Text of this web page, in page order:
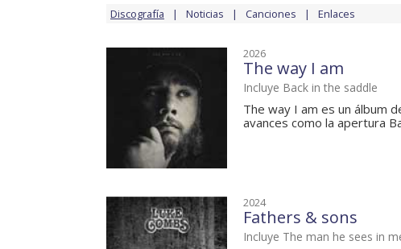
Discografía Noticias Canciones Enlaces
2026
The way I am
Incluye Back in the saddle
The way I am es un álbum
avances como la apertura
2024
Fathers & sons
Incluye The man he sees in